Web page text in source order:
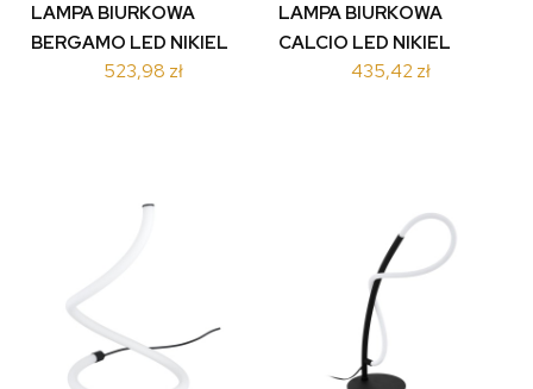
LAMPA BIURKOWA
BERGAMO LED NIKIEL
520910107523,98 zł
LAMPA BIURKOWA
CALCIO LED NIKIEL
572410107435,42 zł